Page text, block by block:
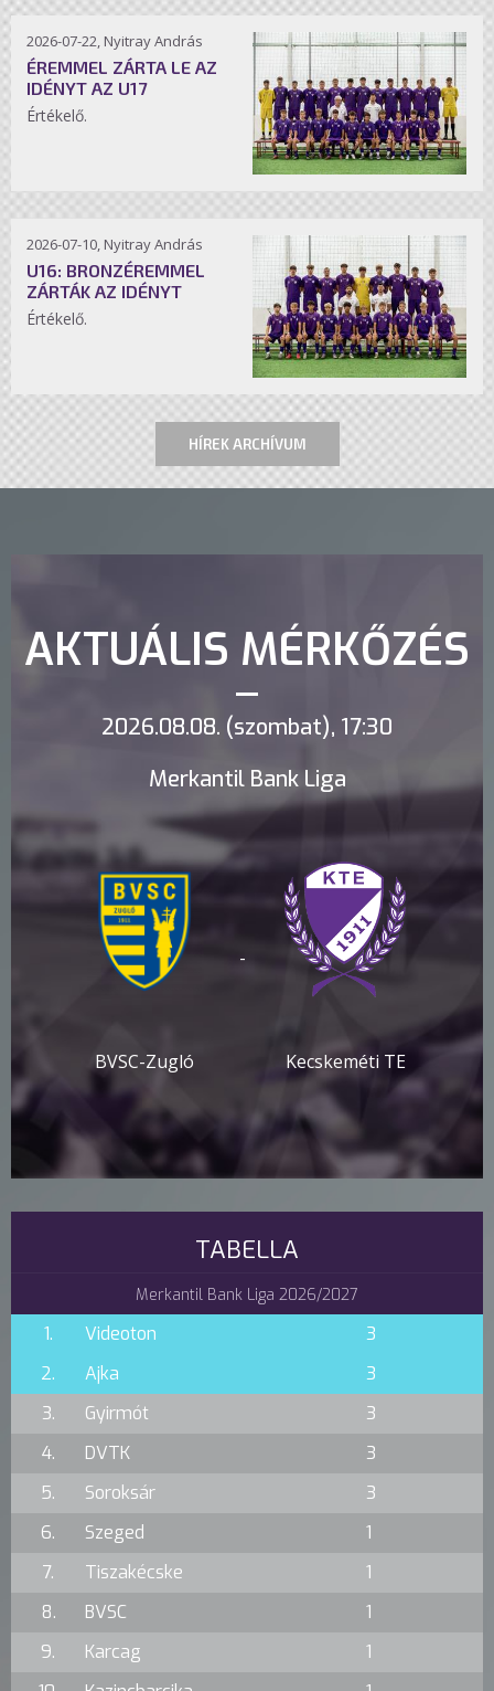
2026-07-22, Nyitray András
ÉREMMEL ZÁRTA LE AZ
IDÉNYT AZ U17
Értékelő.
2026-07-10, Nyitray András
U16: BRONZÉREMMEL
ZÁRTÁK AZ IDÉNYT
Értékelő.
HÍREK ARCHÍVUM
AKTUÁLIS MÉRKŐZÉS
2026.08.08. (szombat), 17:30
Merkantil Bank Liga
BVSC-Zugló
-
Kecskeméti TE
TABELLA
Merkantil Bank Liga 2026/2027
1. Videoton
3
2.
Ajka
3
3.
Gyirmót
3
4.
DVTK
3
5.
Soroksár
3
6.
Szeged
1
7.
Tiszakécske
1
8.
BVSC
1
9.
Karcag
1